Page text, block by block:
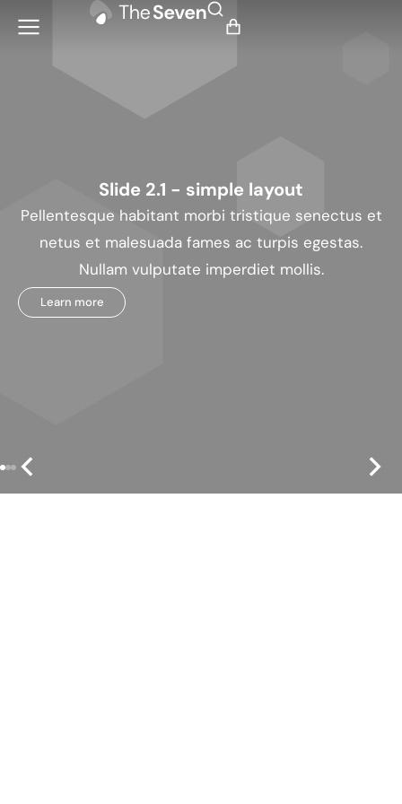
Slide 2.1 - simple layout
Pellentesque habitant morbi tristique senectus et
netus et malesuada fames ac turpis egestas.
Nullam vulputate imperdiet mollis.
Learn more